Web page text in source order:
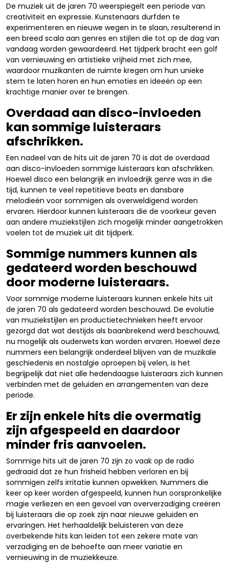
De muziek uit de jaren 70 weerspiegelt een periode van
creativiteit en expressie. Kunstenaars durfden te
experimenteren en nieuwe wegen in te slaan, resulterend in
een breed scala aan genres en stijlen die tot op de dag van
vandaag worden gewaardeerd. Het tijdperk bracht een golf
van vernieuwing en artistieke vrijheid met zich mee,
waardoor muzikanten de ruimte kregen om hun unieke
stem te laten horen en hun emoties en ideeën op een
krachtige manier over te brengen.
Overdaad aan disco-invloeden
kan sommige luisteraars
afschrikken.
Een nadeel van de hits uit de jaren 70 is dat de overdaad
aan disco-invloeden sommige luisteraars kan afschrikken.
Hoewel disco een belangrijk en invloedrijk genre was in die
tijd, kunnen te veel repetitieve beats en dansbare
melodieën voor sommigen als overweldigend worden
ervaren. Hierdoor kunnen luisteraars die de voorkeur geven
aan andere muziekstijlen zich mogelijk minder aangetrokken
voelen tot de muziek uit dit tijdperk.
Sommige nummers kunnen als
gedateerd worden beschouwd
door moderne luisteraars.
Voor sommige moderne luisteraars kunnen enkele hits uit
de jaren 70 als gedateerd worden beschouwd. De evolutie
van muziekstijlen en productietechnieken heeft ervoor
gezorgd dat wat destijds als baanbrekend werd beschouwd,
nu mogelijk als ouderwets kan worden ervaren. Hoewel deze
nummers een belangrijk onderdeel blijven van de muzikale
geschiedenis en nostalgie oproepen bij velen, is het
begrijpelijk dat niet alle hedendaagse luisteraars zich kunnen
verbinden met de geluiden en arrangementen van deze
periode.
Er zijn enkele hits die overmatig
zijn afgespeeld en daardoor
minder fris aanvoelen.
Sommige hits uit de jaren 70 zijn zo vaak op de radio
gedraaid dat ze hun frisheid hebben verloren en bij
sommigen zelfs irritatie kunnen opwekken. Nummers die
keer op keer worden afgespeeld, kunnen hun oorspronkelijke
magie verliezen en een gevoel van oververzadiging creëren
bij luisteraars die op zoek zijn naar nieuwe geluiden en
ervaringen. Het herhaaldelijk beluisteren van deze
overbekende hits kan leiden tot een zekere mate van
verzadiging en de behoefte aan meer variatie en
vernieuwing in de muziekkeuze.